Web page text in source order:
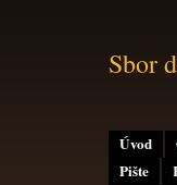
Úvod
Pište
Sbor